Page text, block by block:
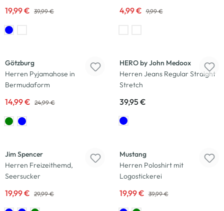
19,99 € 39,99 € 4,99 € 9,99 €
Götzburg
Herren Pyjamahose in
Bermudaform
14,99 € 24,99 €
HERO by John Medoox
Herren Jeans Regular Straight
Stretch
39,95 €
Jim Spencer
Herren Freizeithemd,
Seersucker
19,99 € 29,99 €
Mustang
Herren Poloshirt mit
Logostickerei
19,99 € 39,99 €